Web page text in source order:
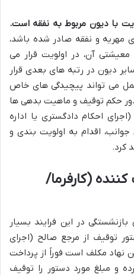
با دیون مربوط به نفقه است.
مهریه و نفقه صادر شده باشد،
آن، در اولویت قرار می
دیون در رتبه های بعدی قرار
می تواند پیچیدگی های خاص
حکم توقیف و ماهیت بدهی ها
احکام دادگستری یا اداره
اقدام به اولویت بندی و
کرد.
(کارفرما/
در این فرایند بسیار
توقیف از مرجع صالح (اجرای
نهاد مکلف است فوراً از پرداخت
و مبلغ مورد دستور را توقیف